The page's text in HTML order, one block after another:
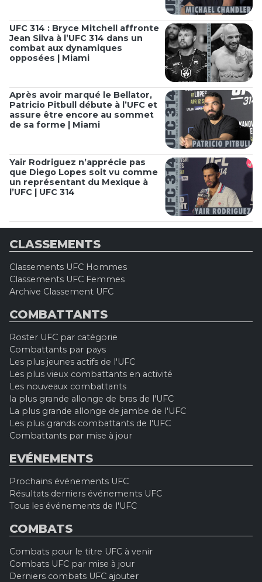
UFC 314 : Bryce Mitchell affronte
Jean Silva à l’UFC 314 dans un
combat aux dynamiques
opposées | Miami
Après avoir marqué le Bellator,
Patricio Pitbull débute à l’UFC et
assure être encore au sommet
de sa forme | Miami
Yair Rodriguez n’apprécie pas
que Diego Lopes soit vu comme
un représentant du Mexique à
l’UFC | UFC 314
CLASSEMENTS
Classements UFC Hommes
Classements UFC Femmes
Archive Classement UFC
COMBATTANTS
Roster UFC par catégorie
Combattants par pays
Les plus jeunes actifs de l'UFC
Les plus vieux combattants en activité
Les nouveaux combattants
la plus grande allonge de bras de l'UFC
La plus grande allonge de jambe de l'UFC
Les plus grands combattants de l'UFC
Combattants par mise à jour
EVÉNEMENTS
Prochains événements UFC
Résultats derniers événements UFC
Tous les événements de l'UFC
COMBATS
Combats pour le titre UFC à venir
Combats UFC par mise à jour
Derniers combats UFC ajouter